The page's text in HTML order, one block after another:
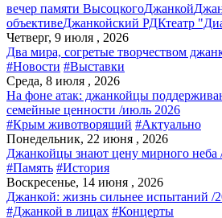
вечер памяти ВысоцкогоДжанкой
объективеДжанкойский РДКтеатр
Четверг, 9 июля , 2026
Два мира, согретые творчеством
#Новости #Выставки
Среда, 8 июля , 2026
На фоне атак: джанкойцы
семейные ценности /июль 2026
#Крым животворящий #Актуально
Понедельник, 22 июня , 2026
Джанкойцы знают цену мирного неба
#Память #История
Воскресенье, 14 июня , 2026
Джанкой: жизнь сильнее испытаний /
#Джанкой в лицах #Концерты